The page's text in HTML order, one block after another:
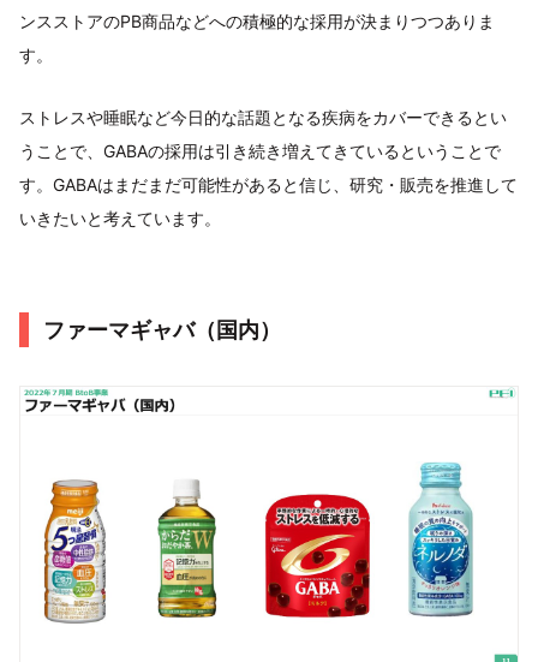
ンスストアのPB商品などへの積極的な採用が決まりつつありま
す。
ストレスや睡眠など今日的な話題となる疾病をカバーできるとい
うことで、GABAの採用は引き続き増えてきているということで
す。GABAはまだまだ可能性があると信じ、研究・販売を推進して
いきたいと考えています。
ファーマギャバ（国内）